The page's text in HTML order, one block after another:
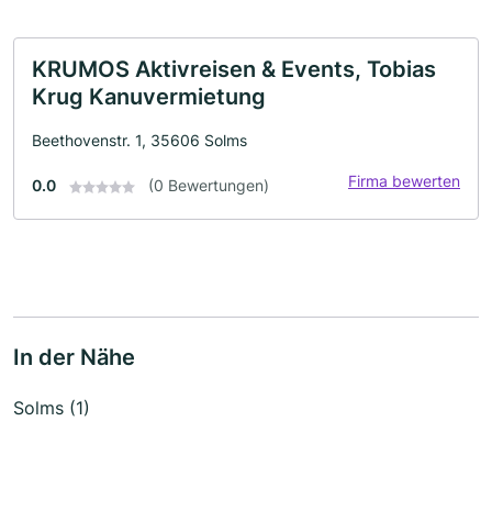
KRUMOS Aktivreisen & Events, Tobias
Krug Kanuvermietung
Beethovenstr. 1, 35606 Solms
0.0 (0 Bewertungen) Firma bewerten
In der Nähe
Solms (1)